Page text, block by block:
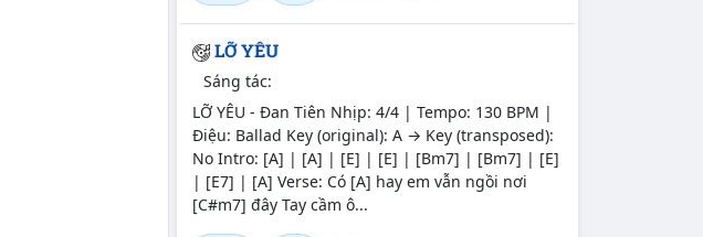
LỠ YÊU
Sáng tác:
LỠ YÊU - Đan Tiên Nhịp: 4/4 | Tempo: 130 BPM |
Điệu: Ballad Key (original): A → Key (transposed):
No Intro: [A] | [A] | [E] | [E] | [Bm7] | [Bm7] | [E]
| [E7] | [A] Verse: Có [A] hay em vẫn ngồi nơi
[C#m7] đây Tay cầm ô...